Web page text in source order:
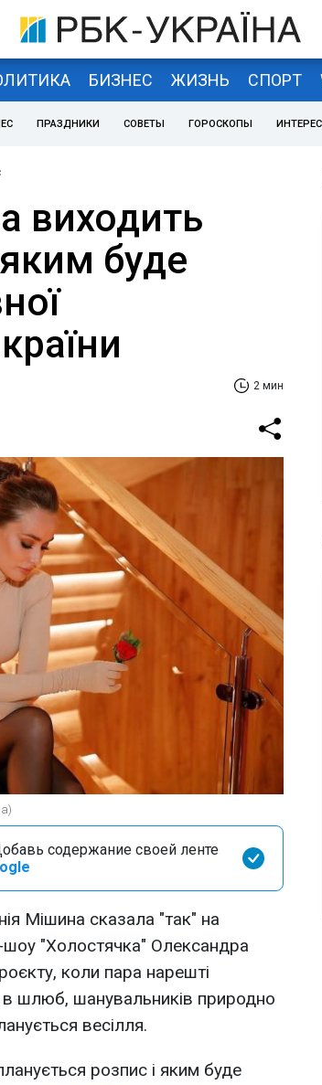
БИЗНЕС ЖИЗНЬ СПОРТ
ПРАЗДНИКИ СОВЕТЫ ГОРОСКОПЫ
виходить
буде
2 мин
содержание своей ленте
Мішина сказала "так" на
шоу "Холостячка" Олександра
коли пара нарешті
шлюб, шанувальників природно
весілля.
розпис і яким буде